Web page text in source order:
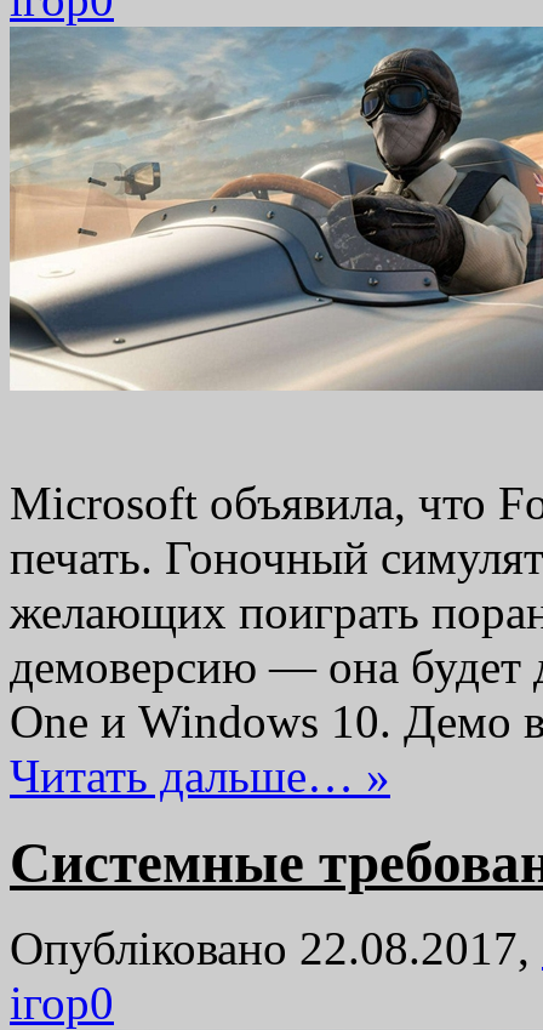
Microsoft объявила, что
печать. Гоночный
желающих поиграть
демоверсию — она будет
One и Windows 10. Демо
Читать дальше… »
Системные
Опубліковано 22.08.2017,
ігор0